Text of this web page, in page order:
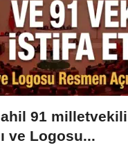
91
ve Logosu...